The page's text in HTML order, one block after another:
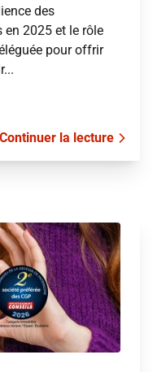
des
en 2025 et le rôle
pour offrir
Continuer la lecture